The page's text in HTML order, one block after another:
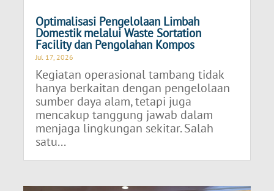
Optimalisasi Pengelolaan Limbah
Domestik melalui Waste Sortation
Facility dan Pengolahan Kompos
Jul 17, 2026
Kegiatan operasional tambang tidak
hanya berkaitan dengan pengelolaan
sumber daya alam, tetapi juga
mencakup tanggung jawab dalam
menjaga lingkungan sekitar. Salah
satu...